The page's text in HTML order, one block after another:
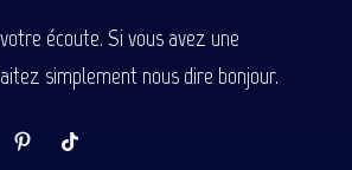
écoute. Si vous avez une
simplement nous dire bonjour.